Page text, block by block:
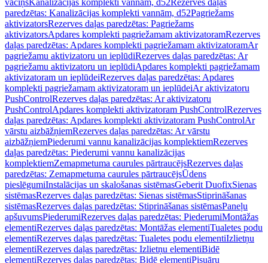
vāciņšKanalizācijas komplekti vannām, d52Rezerves daļas
paredzētas: Kanalizācijas komplekti vannām, d52Pagriežams
aktivizatorsRezerves daļas paredzētas: Pagriežams
aktivizatorsApdares komplekti pagriežamam aktivizatoramRezerves
daļas paredzētas: Apdares komplekti pagriežamam aktivizatoramAr
pagriežamu aktivizatoru un ieplūdiRezerves daļas paredzētas: Ar
pagriežamu aktivizatoru un ieplūdiApdares komplekti pagriežamam
aktivizatoram un ieplūdeiRezerves daļas paredzētas: Apdares
komplekti pagriežamam aktivizatoram un ieplūdeiAr aktivizatoru
PushControlRezerves daļas paredzētas: Ar aktivizatoru
PushControlApdares komplekti aktivizatoram PushControlRezerves
daļas paredzētas: Apdares komplekti aktivizatoram PushControlAr
vārstu aizbāžņiemRezerves daļas paredzētas: Ar vārstu
aizbāžņiemPiederumi vannu kanalizācijas komplektiemRezerves
daļas paredzētas: Piederumi vannu kanalizācijas
komplektiemZemapmetuma caurules pārtraucējsRezerves daļas
paredzētas: Zemapmetuma caurules pārtraucējsŪdens
pieslēgumiInstalācijas un skalošanas sistēmasGeberit DuofixSienas
sistēmasRezerves daļas paredzētas: Sienas sistēmasStiprināšanas
sistēmasRezerves daļas paredzētas: Stiprināšanas sistēmasPaneļu
apšuvumsPiederumiRezerves daļas paredzētas: PiederumiMontāžas
elementiRezerves daļas paredzētas: Montāžas elementiTualetes podu
elementiRezerves daļas paredzētas: Tualetes podu elementiIzlietņu
elementiRezerves daļas paredzētas: Izlietņu elementiBidē
elementiRezerves daļas paredzētas: Bidē elementiPisuāru